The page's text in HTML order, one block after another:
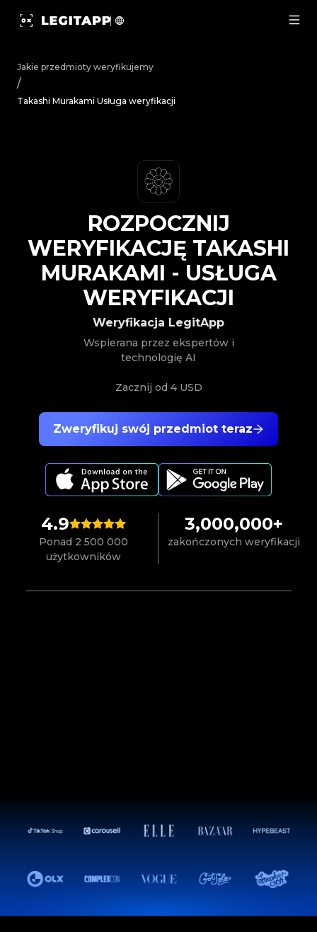
Jakie przedmioty weryfikujemy
/
Takashi Murakami Usługa weryfikacji
4.9
Ponad 2 500 000
użytkowników
3,000,000+
zakończonych weryfikacji
Zweryfikuj swój przedmiot teraz
Weryfikacja LegitApp
Wspierana przez ekspertów i
technologię AI
Zacznij od 4 USD
ROZPOCZNIJ
WERYFIKACJĘ TAKASHI
MURAKAMI - USŁUGA
WERYFIKACJI